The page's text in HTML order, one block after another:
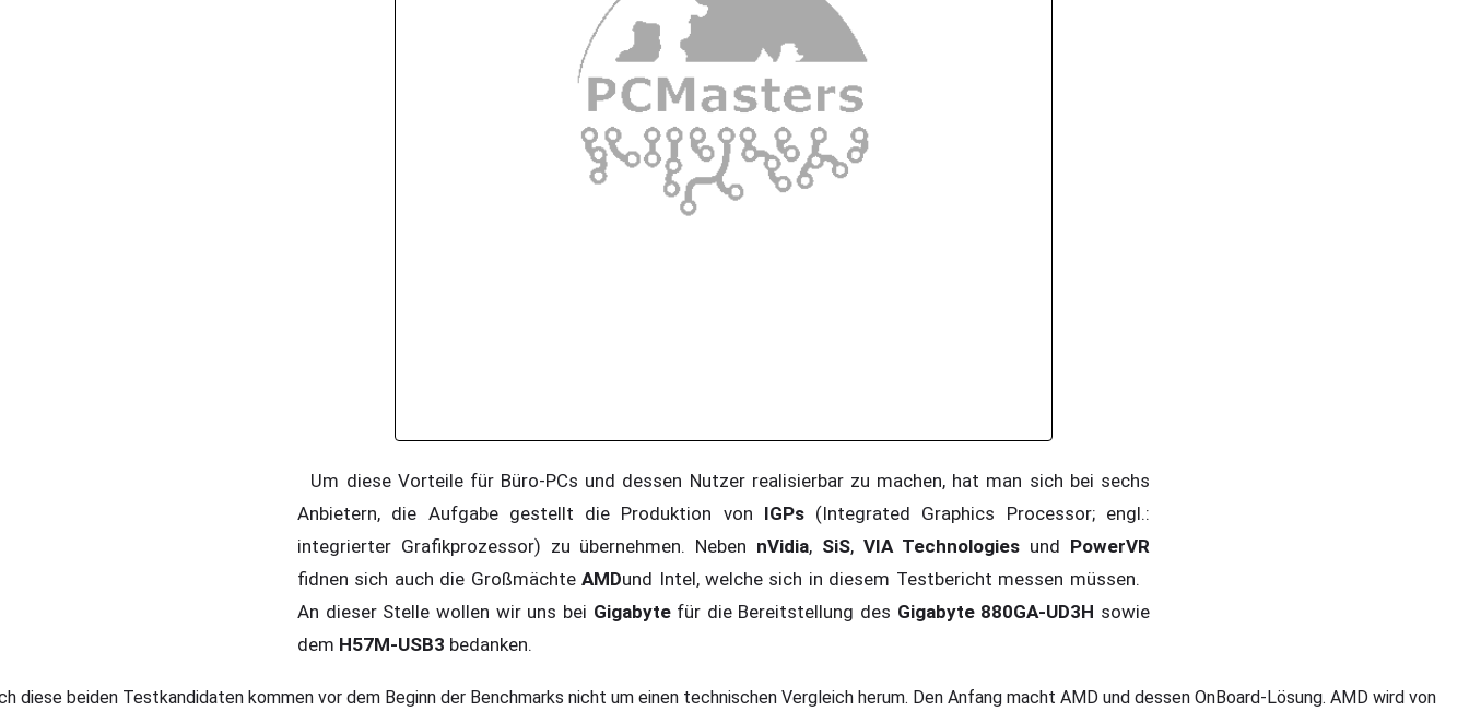
Um diese Vorteile für Büro-PCs und dessen Nutzer realisierbar zu machen, hat man sich bei sechs
Anbietern, die Aufgabe gestellt die Produktion von IGPs(Integrated Graphics Processor; engl.:
integrierter Grafikprozessor) zu übernehmen. Neben nVidia, SiS, VIA Technologies und PowerVR
fidnen sich auch die GroßmächteAMDund Intel, welche sich in diesem Testbericht messen müssen.
An dieser Stelle wollen wir uns bei Gigabytefür die Bereitstellung des Gigabyte 880GA-UD3H sowie
dem H57M-USB3 bedanken.
diese beiden Testkandidaten kommen vor dem Beginn der Benchmarks nicht um einen technischen Vergleich herum. Den Anfang macht AMD und dessen OnBoard-Lösung. AMD wird von